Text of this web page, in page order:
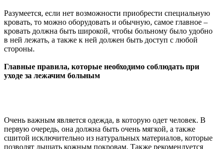
Разумеется, если нет возможности приобрести специальную
кровать, то можно оборудовать и обычную, самое главное –
кровать должна быть широкой, чтобы больному было удобно
в ней лежать, а также к ней должен быть доступ с любой
стороны.
Главные правила, которые необходимо соблюдать при
уходе за лежачим больным
Очень важным является одежда, в которую одет человек. В
первую очередь, она должна быть очень мягкой, а также
сшитой исключительно из натуральных материалов, которые
позволят дышать кожным покровам. Также рекомендуется